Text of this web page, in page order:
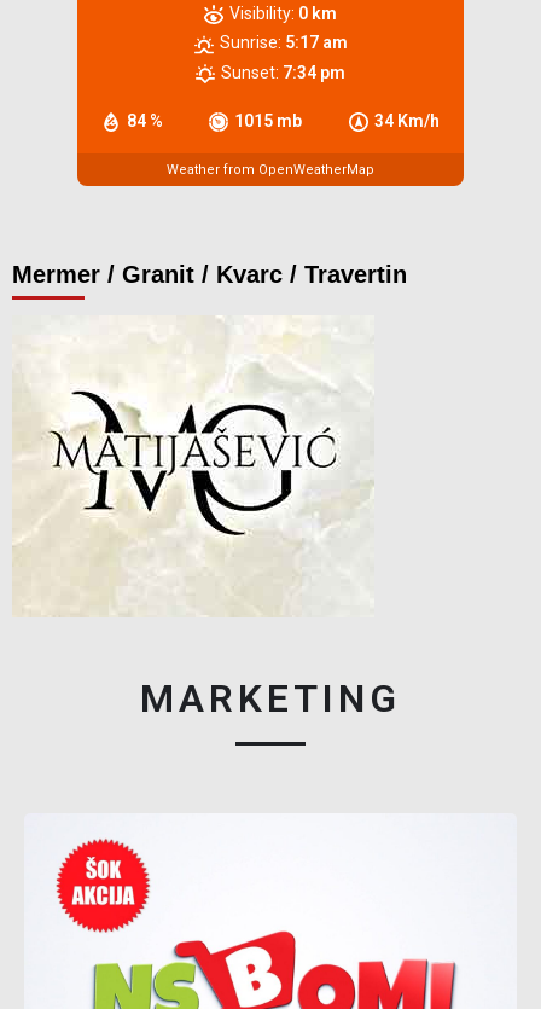
84 % 1015 mb 34 Km/h
Visibility: 0 km
Sunrise: 5:17 am
Sunset: 7:34 pm
Weather from OpenWeatherMap
Mermer / Granit / Kvarc / Travertin
MARKETING